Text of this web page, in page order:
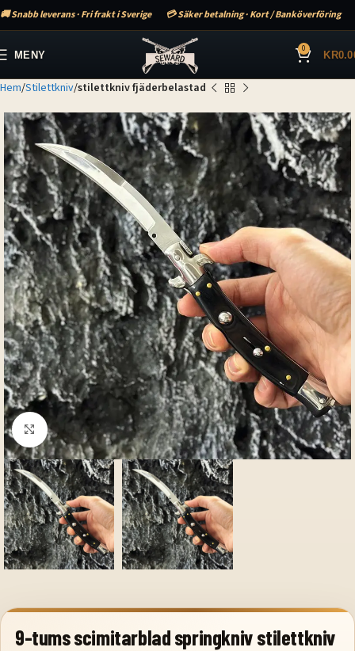
🚚 Snabb leverans · Fri frakt i Sverige 💳 Säker betalning · Kort / Banköverföring
MENY 0 KR
Hem Stilettkniv stilettkniv fjäderbelastad
Klicka för att förstora
9-tums scimitarblad springkniv stilettkniv